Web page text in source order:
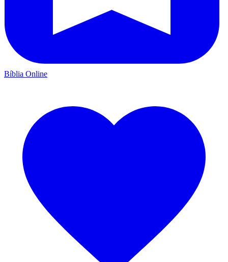
Bíblia Online